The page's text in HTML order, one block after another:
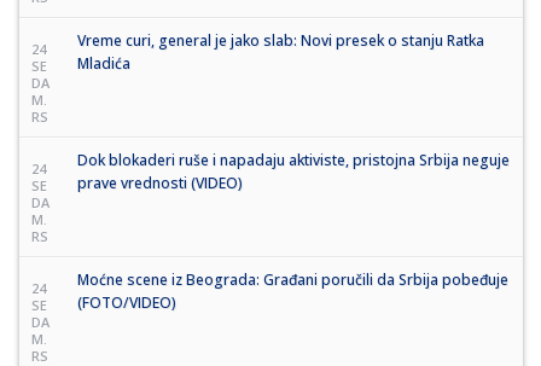
24
SE
DA
M.
RS
Vreme curi, general je jako slab: Novi presek o stanju Ratka
Mladića
24
SE
DA
M.
RS
Dok blokaderi ruše i napadaju aktiviste, pristojna Srbija neguje
prave vrednosti (VIDEO)
24
SE
DA
M.
RS
Moćne scene iz Beograda: Građani poručili da Srbija pobeđuje
(FOTO/VIDEO)